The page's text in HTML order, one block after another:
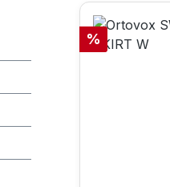
Rabatt
%